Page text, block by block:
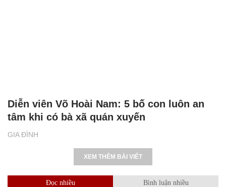
GIA ĐÌNH
Diễn viên Võ Hoài Nam: 5 bố con luôn an
tâm khi có bà xã quán xuyến
XEM THÊM BÀI VIẾT
Đọc nhiều Bình luận nhiều